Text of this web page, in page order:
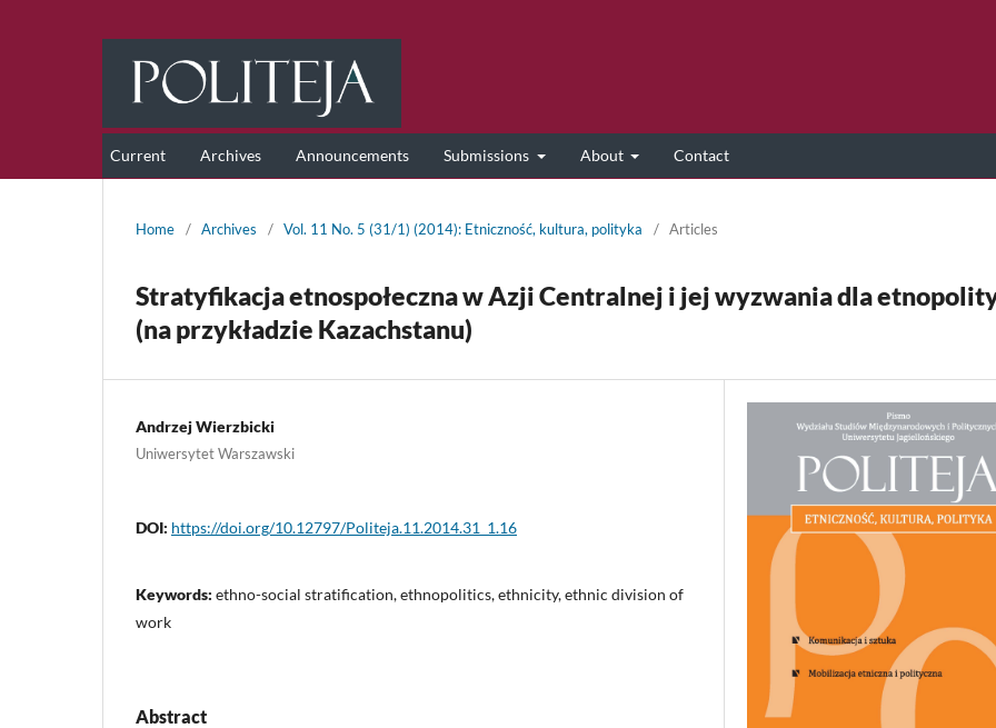
Current Archives Announcements Submissions About Contact
Home / Archives / Vol. 11 No. 5 (31/1) (2014): Etniczność, kultura, polityka / Articles
Stratyfikacja etnospołeczna w Azji Centralnej i jej wyzwania dla
(na przykładzie Kazachstanu)
Andrzej Wierzbicki
Uniwersytet Warszawski
DOI: https://doi.org/10.12797/Politeja.11.2014.31_1.16
Keywords: ethno-social stratification, ethnopolitics, ethnicity, ethnic division of
work
Abstract